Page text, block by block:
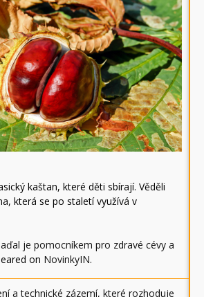
kaštan, které děti sbírají. Věděli
která se po staletí využívá v
je pomocníkem pro zdravé cévy a
on NovinkyIN.
a technické zázemí, které rozhoduje